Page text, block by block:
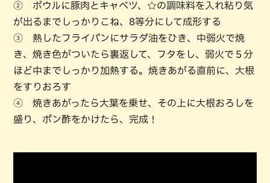
② ボウルに豚肉とキャベツ、☆の調味料を入れ粘り気
が出るまでしっかりこね、8等分にして成形する
③ 熱したフライパンにサラダ油をひき、中弱火で焼
き、焼き色がついたら裏返して、フタをし、弱火で５分
ほど中までしっかり加熱する。焼きあがる直前に、大根
をすりおろす
④ 焼きあがったら大葉を乗せ、その上に大根おろしを
盛り、ポン酢をかけたら、完成！